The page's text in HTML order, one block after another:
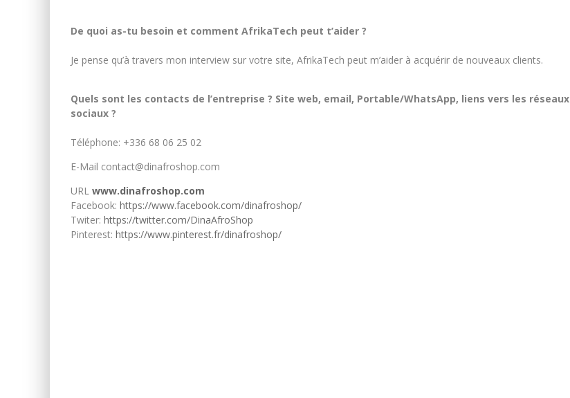
De quoi as-tu besoin et comment AfrikaTech peut t’aider ?
Je pense qu’à travers mon interview sur votre site, AfrikaTech peut m’aider à acquérir de nouveaux clients.
Quels sont les contacts de l’entreprise ? Site web, email, Portable/WhatsApp, liens vers les réseaux
sociaux ?
Téléphone: +336 68 06 25 02
E-Mail contact@dinafroshop.com
URL www.dinafroshop.com
Facebook: https://www.facebook.com/dinafroshop/
Twiter: https://twitter.com/DinaAfroShop
Pinterest: https://www.pinterest.fr/dinafroshop/